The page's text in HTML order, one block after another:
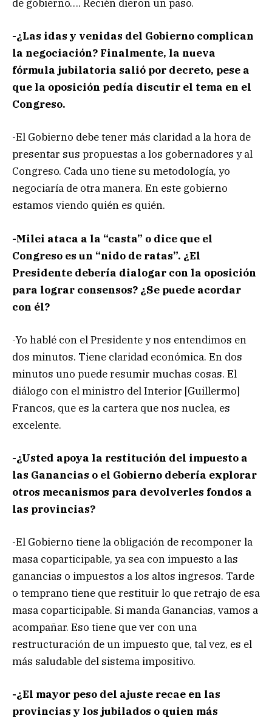
de gobierno…. Recién dieron un paso.
-¿Las idas y venidas del Gobierno complican
la negociación? Finalmente, la nueva
fórmula jubilatoria salió por decreto, pese a
que la oposición pedía discutir el tema en el
Congreso.
-El Gobierno debe tener más claridad a la hora de
presentar sus propuestas a los gobernadores y al
Congreso. Cada uno tiene su metodología, yo
negociaría de otra manera. En este gobierno
estamos viendo quién es quién.
-Milei ataca a la “casta” o dice que el
Congreso es un “nido de ratas”. ¿El
Presidente debería dialogar con la oposición
para lograr consensos? ¿Se puede acordar
con él?
-Yo hablé con el Presidente y nos entendimos en
dos minutos. Tiene claridad económica. En dos
minutos uno puede resumir muchas cosas. El
diálogo con el ministro del Interior [Guillermo]
Francos, que es la cartera que nos nuclea, es
excelente.
-¿Usted apoya la restitución del impuesto a
las Ganancias o el Gobierno debería explorar
otros mecanismos para devolverles fondos a
las provincias?
-El Gobierno tiene la obligación de recomponer la
masa coparticipable, ya sea con impuesto a las
ganancias o impuestos a los altos ingresos. Tarde
o temprano tiene que restituir lo que retrajo de esa
masa coparticipable. Si manda Ganancias, vamos a
acompañar. Eso tiene que ver con una
restructuración de un impuesto que, tal vez, es el
más saludable del sistema impositivo.
-¿El mayor peso del ajuste recae en las
provincias y los jubilados o quien más